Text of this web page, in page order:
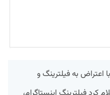
اعتراض به فیلترینگ و